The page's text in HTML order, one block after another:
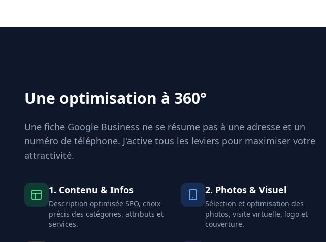
Une optimisation à 360°
Une fiche Google Business ne se résume pas à une adresse et un
numéro de téléphone. J'active tous les leviers pour maximiser votre
attractivité.
1. Contenu & Infos
Description optimisée SEO, choix
précis des catégories, attributs et
services.
2. Photos & Visuel
Sélection et optimisation des
photos, visite virtuelle, logo et
couverture.